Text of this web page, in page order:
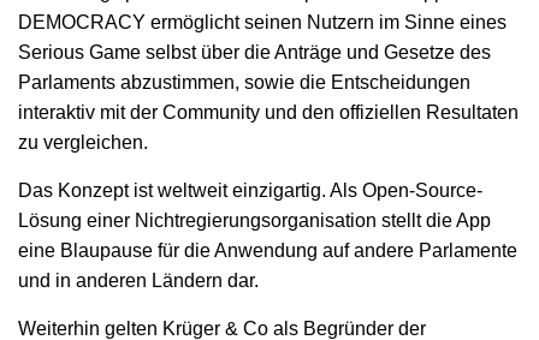
DEMOCRACY ermöglicht seinen Nutzern im Sinne eines
Serious Game selbst über die Anträge und Gesetze des
Parlaments abzustimmen, sowie die Entscheidungen
interaktiv mit der Community und den offiziellen Resultaten
zu vergleichen.
Das Konzept ist weltweit einzigartig. Als Open-Source-
Lösung einer Nichtregierungsorganisation stellt die App
eine Blaupause für die Anwendung auf andere Parlamente
und in anderen Ländern dar.
Weiterhin gelten Krüger & Co als Begründer der